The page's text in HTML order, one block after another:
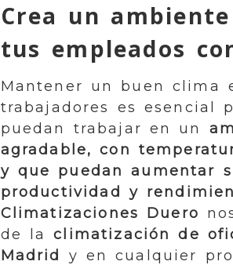
Crea un
tus empleados
Mantener un buen clima
trabajadores es esencial
puedan trabajar en un
agradable, con
y que puedan aumentar
productividad y
Climatizaciones Duero
de laclimatización de
Madrid
y en cualquier